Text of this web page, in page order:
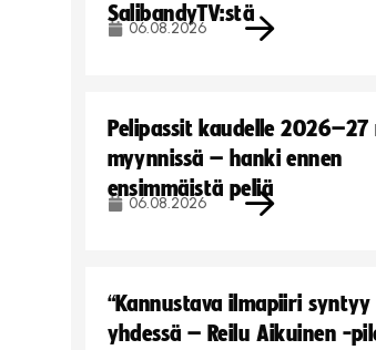
SalibandyTV:stä
06.08.2026
Pelipassit kaudelle
myynnissä – hanki ennen
ensimmäistä peliä
06.08.2026
“Kannustava ilmapiiri syntyy
yhdessä – Reilu Aikuinen -